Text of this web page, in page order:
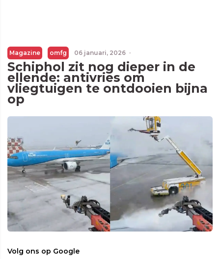
Magazine omfg 06 januari, 2026 ·
Schiphol zit nog dieper in de
ellende: antivries om
vliegtuigen te ontdooien bijna
op
Volg ons op Google